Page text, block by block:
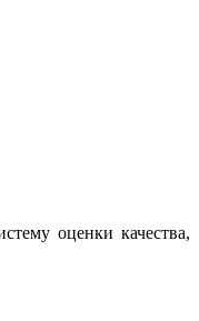
оценки качества,